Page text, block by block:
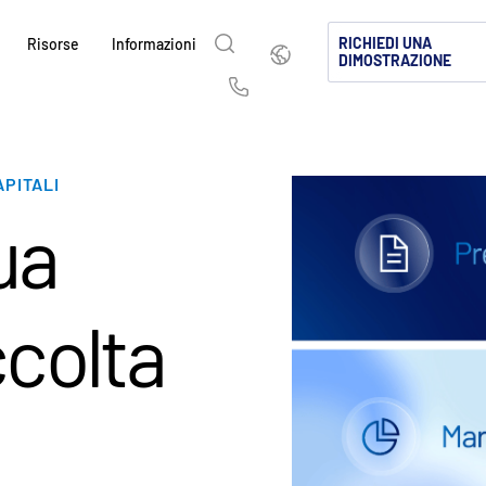
Perché Intralinks
Scopri perché le aziende del settore dei
e degli investimenti alternativi scelgono
Prodotti
Scopri la nostra collaudata
all'intelligenza artificiale per la
settori di negoziazioni globali,
MAGGIORI INFORMAZIONI
Soluzioni
Scopri come condividere contenuti
rendendo la collaborazione
Industrie
Scopri come la nostra piattaforma
consentono di gestire in modo
Risorse Informazioni
Scopri come SS&C Intralinks serve il
negoziazione e i mercati dei capitali a livello
facilitando la condivisione sicura delle
fusioni e acquisizioni (M&A), raccolta di
MAGGIORI INFORMAZIONI
Italiano
RICHIEDI UNA
DIMOSTRAZIONE